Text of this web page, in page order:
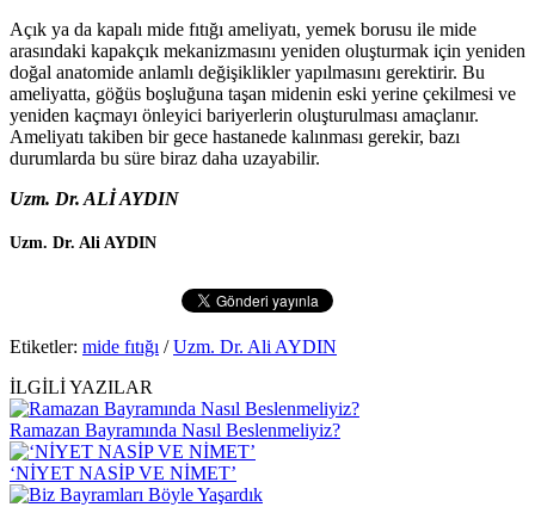
Açık ya da kapalı mide fıtığı ameliyatı, yemek borusu ile mide
arasındaki kapakçık mekanizmasını yeniden oluşturmak için yeniden
doğal anatomide anlamlı değişiklikler yapılmasını gerektirir. Bu
ameliyatta, göğüs boşluğuna taşan midenin eski yerine çekilmesi ve
yeniden kaçmayı önleyici bariyerlerin oluşturulması amaçlanır.
Ameliyatı takiben bir gece hastanede kalınması gerekir, bazı
durumlarda bu süre biraz daha uzayabilir.
Uzm. Dr. ALİ AYDIN
Uzm. Dr. Ali AYDIN
Etiketler: mide fıtığı /Uzm. Dr. Ali AYDIN
İLGİLİ YAZILAR
Ramazan Bayramında Nasıl Beslenmeliyiz?
‘NİYET NASİP VE NİMET’